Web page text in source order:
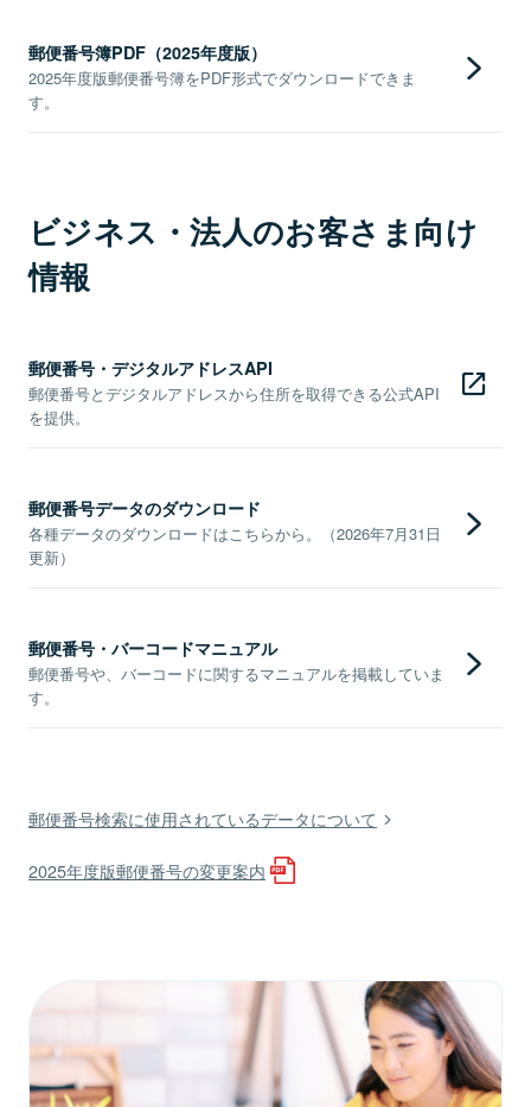
郵便番号簿PDF（2025年度版）
2025年度版郵便番号簿をPDF形式でダウンロードできま
す。
ビジネス・法人のお客さま向け
情報
郵便番号・デジタルアドレスAPI
郵便番号とデジタルアドレスから住所を取得できる公式API
を提供。
郵便番号データのダウンロード
各種データのダウンロードはこちらから。（2026年7月31日
更新）
郵便番号・バーコードマニュアル
郵便番号や、バーコードに関するマニュアルを掲載していま
す。
郵便番号検索に使用されているデータについて
2025年度版郵便番号の変更案内